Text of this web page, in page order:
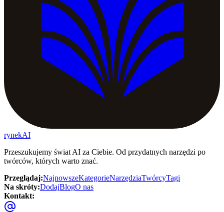
rynekAI
Przeszukujemy świat AI za Ciebie. Od przydatnych narzędzi po
twórców, których warto znać.
Przeglądaj:NajnowszeKategorieNarzędziaTwórcyTagi
Na skróty:DodajBlogO nas
Kontakt: